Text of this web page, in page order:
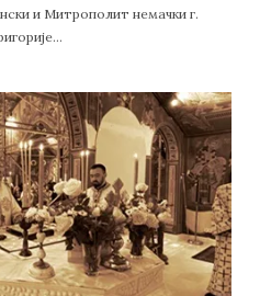
и Митрополит немачки г.